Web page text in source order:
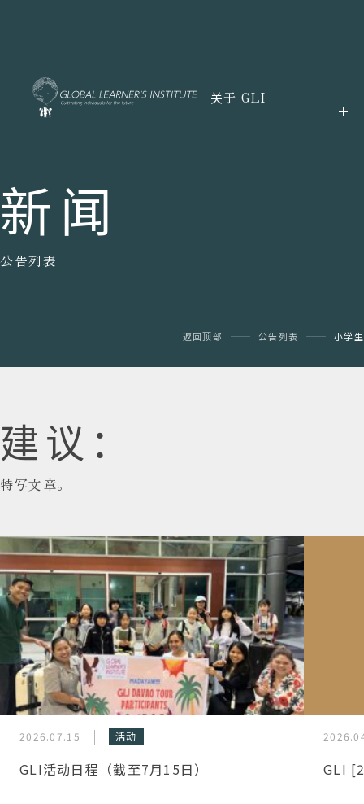
关于 GLI
新闻
公告列表
返回顶部 公告列表 小学生
建议：
特写文章。
2026.07.15 活动
GLI活动日程（截至7月15日） GLI